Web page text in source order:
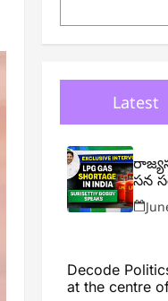
Latest
సన
Decode
at the centre